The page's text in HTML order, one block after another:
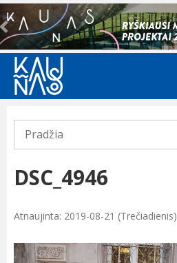
Previous
Pradžia
DSC_4946
Atnaujinta: 2019-08-21 (Trečiadienis)